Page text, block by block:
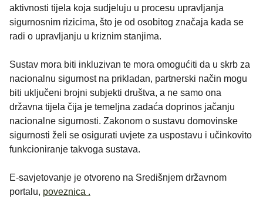
aktivnosti tijela koja sudjeluju u procesu upravljanja
sigurnosnim rizicima, što je od osobitog značaja kada se
radi o upravljanju u kriznim stanjima.
Sustav mora biti inkluzivan te mora omogućiti da u skrb za
nacionalnu sigurnost na prikladan, partnerski način mogu
biti uključeni brojni subjekti društva, a ne samo ona
državna tijela čija je temeljna zadaća doprinos jačanju
nacionalne sigurnosti. Zakonom o sustavu domovinske
sigurnosti želi se osigurati uvjete za uspostavu i učinkovito
funkcioniranje takvoga sustava.
E-savjetovanje je otvoreno na Središnjem državnom
portalu, poveznica .